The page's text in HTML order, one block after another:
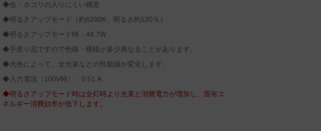
◆虫・ホコリの入りにくい構造
◆明るさアップモード（約6200K、明るさ約120％）
◆明るさアップモード時：48.7W
◆手造り品ですので色味・模様が多少異なることがあります。
◆光色によって、全光束などの性能値が変化します。
◆入力電流（100V時）：0.51 A
◆明るさアップモード時は全灯時より光束と消費電力が増加し、固有エ
ネルギー消費効率が低下します。